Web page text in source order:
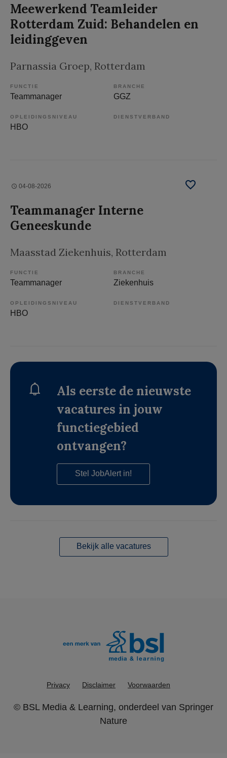
Meewerkend Teamleider
Rotterdam Zuid: Behandelen en
leidinggeven
Parnassia Groep, Rotterdam
FUNCTIE
Teammanager
BRANCHE
GGZ
OPLEIDINGSNIVEAU
HBO
DIENSTVERBAND
04-08-2026
Teammanager Interne
Geneeskunde
Maasstad Ziekenhuis, Rotterdam
FUNCTIE
Teammanager
BRANCHE
Ziekenhuis
OPLEIDINGSNIVEAU
HBO
DIENSTVERBAND
Als eerste de nieuwste
vacatures in jouw
functiegebied
ontvangen?
Stel JobAlert in!
Bekijk alle vacatures
Privacy Disclaimer Voorwaarden
© BSL Media & Learning, onderdeel van Springer
Nature